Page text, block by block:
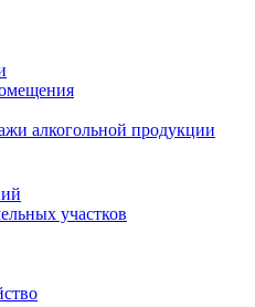
алкогольной продукции
участков